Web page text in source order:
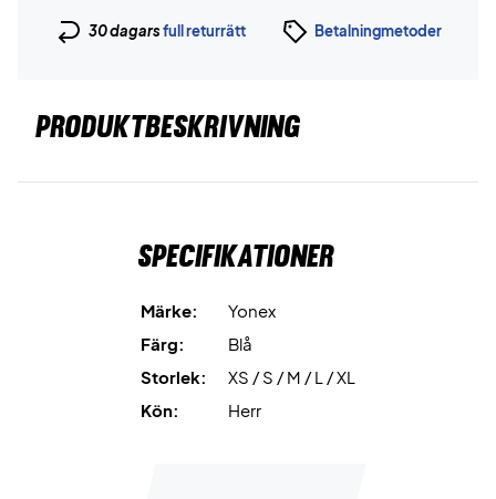
30 dagarsfull returrätt Betalningmetoder
PRODUKTBESKRIVNING
Specifikationer
Märke:
Yonex
Färg:
Blå
Storlek:
XS / S / M / L / XL
Kön:
Herr